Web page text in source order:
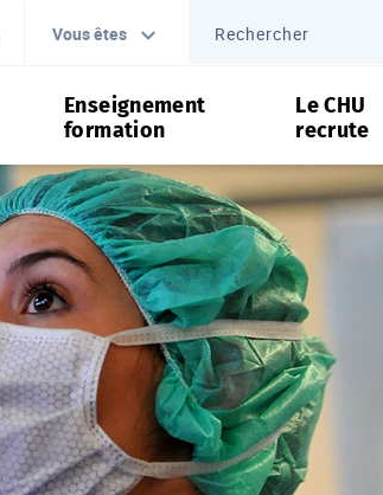
Vous êtes
Enseignement
formation
Le CHU
recrute